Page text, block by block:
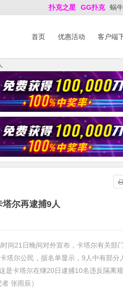
扑克之星 GG扑克 蜗
首页 优惠活动 客户端
塔尔再逮捕9人
21日晚间对外宣布，卡塔尔有关部
塔尔公民，据名单显示，9人中有部分
是卡塔尔在继20日逮捕10名违反隔离
张雨辰）